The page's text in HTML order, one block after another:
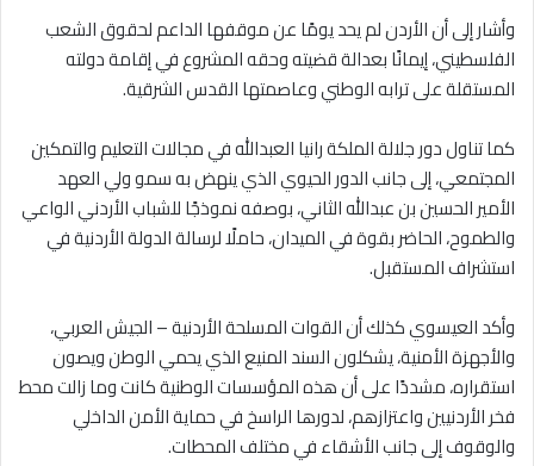
وأشار إلى أن الأردن لم يحد يومًا عن موقفها الداعم لحقوق الشعب
الفلسطيني، إيمانًا بعدالة قضيته وحقه المشروع في إقامة دولته
المستقلة على ترابه الوطني وعاصمتها القدس الشرقية.
كما تناول دور جلالة الملكة رانيا العبدالله في مجالات التعليم والتمكين
المجتمعي، إلى جانب الدور الحيوي الذي ينهض به سمو ولي العهد
الأمير الحسين بن عبدالله الثاني، بوصفه نموذجًا للشباب الأردني الواعي
والطموح، الحاضر بقوة في الميدان، حاملًا لرسالة الدولة الأردنية في
استشراف المستقبل.
وأكد العيسوي كذلك أن القوات المسلحة الأردنية – الجيش العربي،
والأجهزة الأمنية، يشكلون السند المنيع الذي يحمي الوطن ويصون
استقراره، مشددًا على أن هذه المؤسسات الوطنية كانت وما زالت محط
فخر الأردنيين واعتزازهم، لدورها الراسخ في حماية الأمن الداخلي
والوقوف إلى جانب الأشقاء في مختلف المحطات.